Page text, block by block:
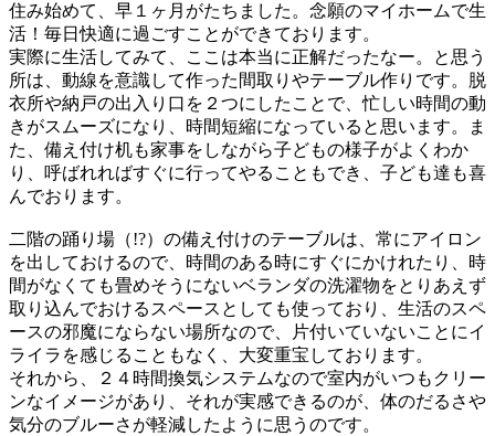
住み始めて、早１ヶ月がたちました。念願のマイホームで生
活！毎日快適に過ごすことができております。
実際に生活してみて、ここは本当に正解だったなー。と思う
所は、動線を意識して作った間取りやテーブル作りです。脱
衣所や納戸の出入り口を２つにしたことで、忙しい時間の動
きがスムーズになり、時間短縮になっていると思います。ま
た、備え付け机も家事をしながら子どもの様子がよくわか
り、呼ばれればすぐに行ってやることもでき、子ども達も喜
んでおります。
二階の踊り場（!?）の備え付けのテーブルは、常にアイロン
を出しておけるので、時間のある時にすぐにかけれたり、時
間がなくても畳めそうにないベランダの洗濯物をとりあえず
取り込んでおけるスペースとしても使っており、生活のスペ
ースの邪魔にならない場所なので、片付いていないことにイ
ライラを感じることもなく、大変重宝しております。
それから、２４時間換気システムなので室内がいつもクリー
ンなイメージがあり、それが実感できるのが、体のだるさや
気分のブルーさが軽減したように思うのです。